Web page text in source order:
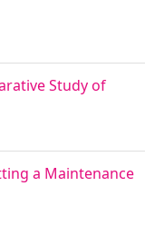
Study of
a Maintenance